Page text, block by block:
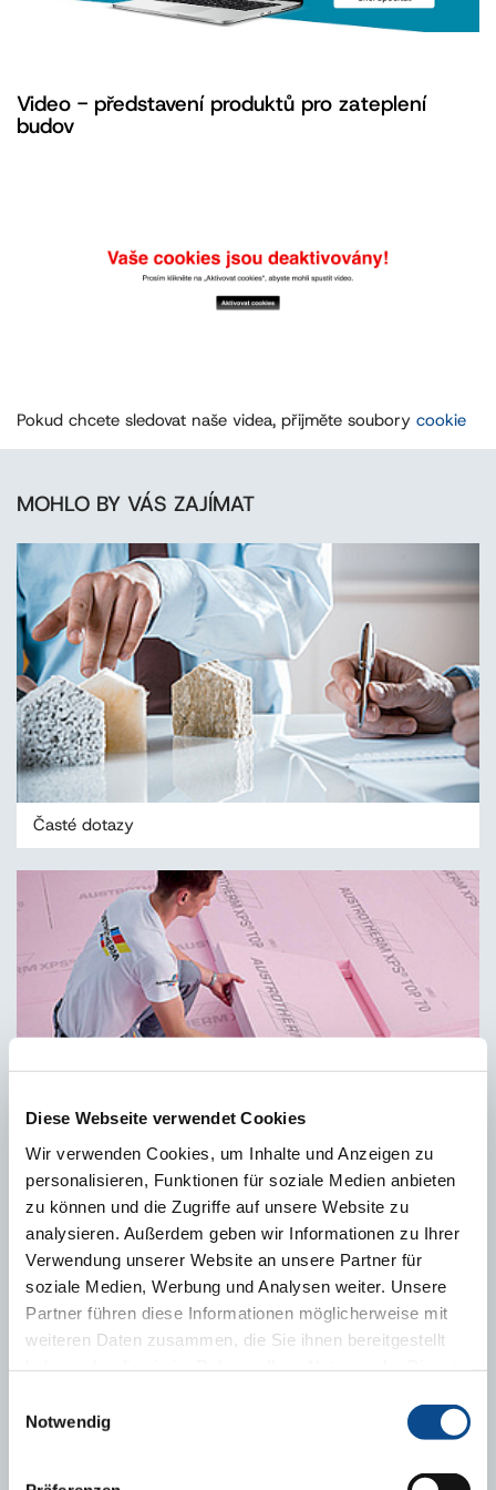
Diese Webseite verwendet Cookies
Wir verwenden Cookies, um Inhalte und Anzeigen zu
personalisieren, Funktionen für soziale Medien anbieten
zu können und die Zugriffe auf unsere Website zu
analysieren. Außerdem geben wir Informationen zu Ihrer
Verwendung unserer Website an unsere Partner für
soziale Medien, Werbung und Analysen weiter. Unsere
Partner führen diese Informationen möglicherweise mit
weiteren Daten zusammen, die Sie ihnen bereitgestellt
Notwendig
Video - představení produktů pro zateplení
budov
Pokud chcete sledovat naše videa, přijměte soubory cookie
MOHLO BY VÁS ZAJÍMAT
Časté dotazy
Austrotherm XPS - extrémní izolace